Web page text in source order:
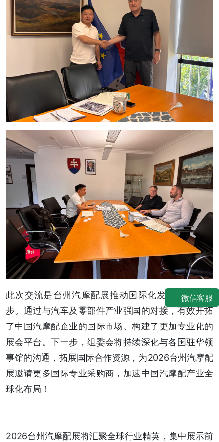
此次交流是台州汽摩配展推动国际化发展的关键一
步。通过与汽车及零部件产业强国的对接，有效开拓
了中国汽摩配企业的国际市场、构建了更加专业化的
展会平台。下一步，组委会将持续深化与各国驻华领
事馆的沟通，拓展国际合作资源，为2026台州汽摩配
展邀请更多国际专业采购商，加速中国汽摩配产业全
球化布局！
2026台州汽摩配展将汇聚全球行业精英，集中展示前
微信客服